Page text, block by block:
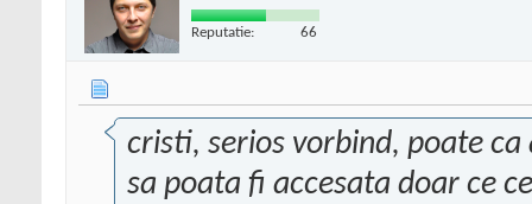
Reputatie: 66
cristi, serios vorbind, poate
sa poata fi accesata doar ce